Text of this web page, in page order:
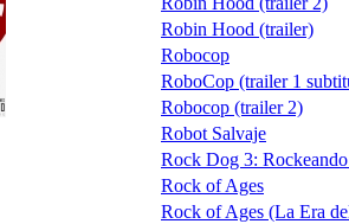
Robin Hood (trailer)
Robocop
RoboCop (trailer 1
Robocop (trailer 2)
Robot Salvaje
Rock Dog 3:
Rock of Ages
Rock of Ages (La Era